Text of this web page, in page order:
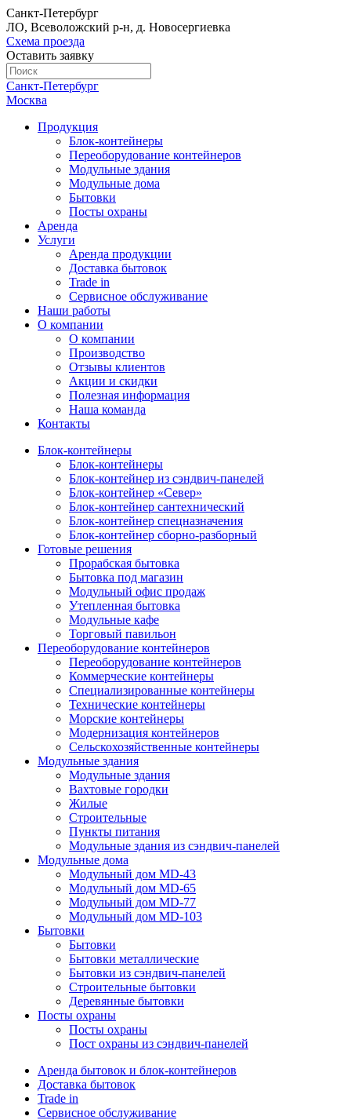
Санкт-Петербург
ЛО, Всеволожский р-н, д. Новосергиевка
Схема проезда
Оставить заявку
Санкт-Петербург
Москва
Продукция
Блок-контейнеры
Переоборудование контейнеров
Модульные здания
Модульные дома
Бытовки
Посты охраны
Аренда
Услуги
Аренда продукции
Доставка бытовок
Trade in
Сервисное обслуживание
Наши работы
О компании
О компании
Производство
Отзывы клиентов
Акции и скидки
Полезная информация
Наша команда
Контакты
Блок-контейнеры
Блок-контейнеры
Блок-контейнер из сэндвич-панелей
Блок-контейнер «Север»
Блок-контейнер сантехнический
Блок-контейнер спецназначения
Блок-контейнер сборно-разборный
Готовые решения
Прорабская бытовка
Бытовка под магазин
Модульный офис продаж
Утепленная бытовка
Модульные кафе
Торговый павильон
Переоборудование контейнеров
Переоборудование контейнеров
Коммерческие контейнеры
Специализированные контейнеры
Технические контейнеры
Морские контейнеры
Модернизация контейнеров
Сельскохозяйственные контейнеры
Модульные здания
Модульные здания
Вахтовые городки
Жилые
Строительные
Пункты питания
Модульные здания из сэндвич-панелей
Модульные дома
Модульный дом MD-43
Модульный дом MD-65
Модульный дом MD-77
Модульный дом MD-103
Бытовки
Бытовки
Бытовки металлические
Бытовки из сэндвич-панелей
Строительные бытовки
Деревянные бытовки
Посты охраны
Посты охраны
Пост охраны из сэндвич-панелей
Аренда бытовок и блок-контейнеров
Доставка бытовок
Trade in
Сервисное обслуживание